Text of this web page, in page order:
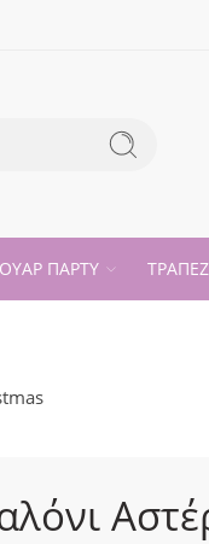
ΠΑΡΤΥ